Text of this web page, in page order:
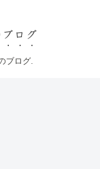
ログ
ブログ.